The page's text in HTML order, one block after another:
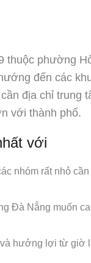
thuộc phường
đến các
địa chỉ trung
với thành phố.
với
nhóm rất nhỏ
Đà Nẵng muốn
hưởng lợi từ giờ